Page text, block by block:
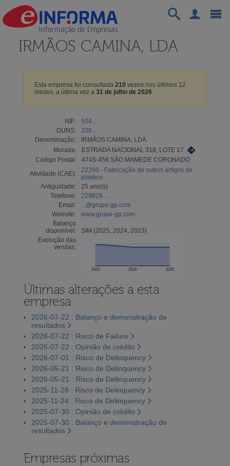
IRMÃOS CAMINA, LDA
Esta empresa foi consultada 210 vezes nos últimos 12
meses, a última vez a 31 de julho de 2026.
NIF:
504...
DUNS:
336...
Denominação:
IRMÃOS CAMINA, LDA
Morada:
ESTRADA NACIONAL 318, LOTE 17
Código Postal:
4745-456 SÃO MAMEDE CORONADO
Atividade (CAE):
22260 - Fabricação de outros artigos de
plástico
Antiguidade:
25 ano(s)
Telefone:
229829...
Email:
...@grupo-gp.com
Website:
www.grupo-gp.com
Balanço
disponível:
SIM (2025, 2024, 2023)
Evolução das
vendas:
2023 2024 2025
Últimas alterações a esta
empresa
2026-07-22 : Balanço e demonstração de
resultados
2026-07-22 : Risco de Failure
2026-07-22 : Opinião de crédito
2026-07-01 : Risco de Delinquency
2026-05-21 : Risco de Delinquency
2026-05-21 : Risco de Delinquency
2025-11-28 : Risco de Delinquency
2025-11-24 : Risco de Delinquency
2025-07-30 : Opinião de crédito
2025-07-30 : Balanço e demonstração de
resultados
Empresas próximas